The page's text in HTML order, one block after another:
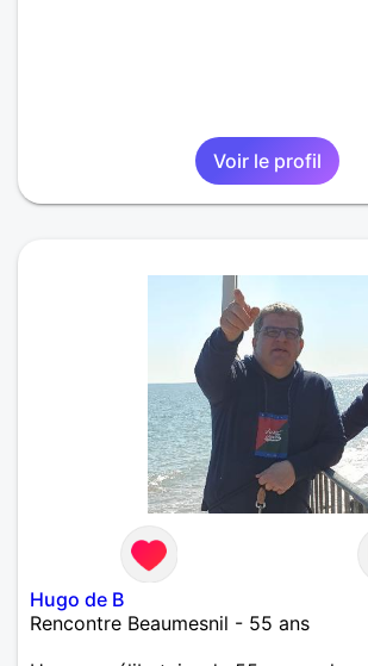
Voir le profil
Hugo de B
Rencontre Beaumesnil - 55 ans